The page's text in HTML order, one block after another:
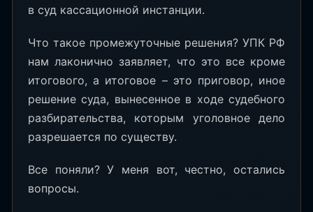
в суд кассационной инстанции.
Что такое промежуточные решения? УПК РФ
нам лаконично заявляет, что это все кроме
итогового, а итоговое – это приговор, иное
решение суда, вынесенное в ходе судебного
разбирательства, которым уголовное дело
разрешается по существу.
Все поняли? У меня вот, честно, остались
вопросы.